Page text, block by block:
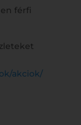
férfi
akciok/